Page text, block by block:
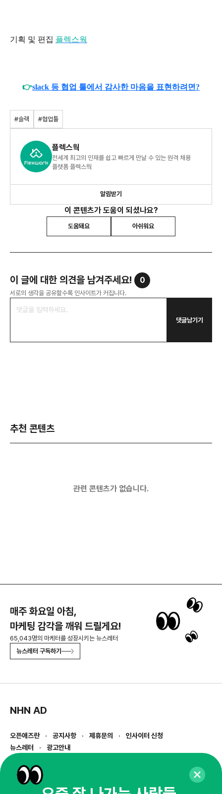
기획 및 편집 플렉스웍
👉slack 등 협업 툴에서 감사한 마음을 표현하려면?
#슬랙 #협업툴
플렉스웍
전세계 최고의 인재를 쉽고 빠르게 만날 수 있는 원격 채용
플랫폼 플렉스웍
알림받기
이 콘텐츠가 도움이 되셨나요?
도움돼요 아쉬워요
이 글에 대한 의견을 남겨주세요! 0
서로의 생각을 공유할수록 인사이트가 커집니다.
댓글남기기
추천 콘텐츠
관련 콘텐츠가 없습니다.
매주 화요일 아침,
마케팅 감각을 깨워 드릴게요!
65,043명의 마케터를 성장시키는 뉴스레터
뉴스레터 구독하기
NHN AD
오픈애즈란 공지사항 제휴문의
인사이터 신청
뉴스레터
광고안내
경기도 성남시 분당구 대왕판교로645번길 16
사업자등록번호 : 144-81-27690(